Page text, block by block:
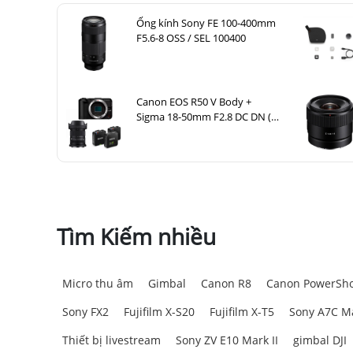
Ống kính Sony FE 100-400mm
F5.6-8 OSS / SEL 100400
Canon EOS R50 V Body +
Sigma 18-50mm F2.8 DC DN (C)
Tìm Kiếm nhiều
Micro thu âm Gimbal Canon R8 Canon
Sony FX2
Fujifilm X-S20 Fujifilm X-T5 Sony A7C
Thiết bị livestream
Sony ZV E10 Mark II gimbal DJI